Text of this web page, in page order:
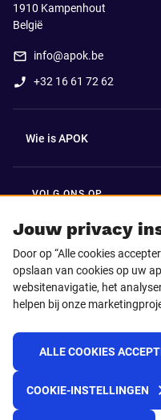
Jouw privacy
Door op “Alle cookies
opslaan van cookies op uw
websitenavigatie, het
helpen bij onze
ALLE COOKIES
COOKIE-INSTELLINGEN
1910 Kampenhout
België
info@apok.be
+32 16 61 72 62
Wie is APOK
VOLG ONS OP
Facebook
Instagram